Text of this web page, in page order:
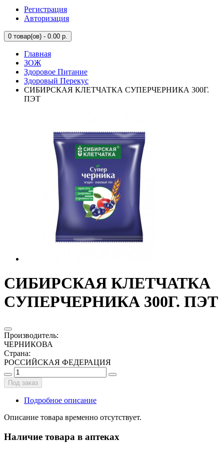
Регистрация
Авторизация
0 товар(ов) - 0.00 р.
Главная
ЗОЖ
Здоровое Питание
Здоровый Перекус
СИБИРСКАЯ КЛЕТЧАТКА СУПЕРЧЕРНИКА 300Г.
ПЭТ
СИБИРСКАЯ КЛЕТЧАТКА
СУПЕРЧЕРНИКА 300Г. ПЭТ
Производитель:
ЧЕРНИКОВА
Страна:
РОССИЙСКАЯ ФЕДЕРАЦИЯ
Под заказ
Подробное описание
Описание товара временно отсутствует.
Наличие товара в аптеках